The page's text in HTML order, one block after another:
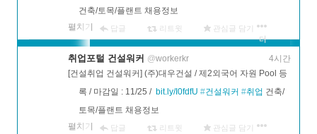
건축/토목/플랜트 채용정보
답글 리트윗 관심글 담기
더
보기
펼치기
취업포털 건설워커 @workerkr
4시간
[건설취업 건설워커] (주)대우건설 / 제2외국어 자원 Pool 등
록 / 마감일 : 11/25 / bit.ly/I0fdfU #건설워커 #취업 건축/
토목/플랜트 채용정보
답글 리트윗 관심글 담기
펼치기